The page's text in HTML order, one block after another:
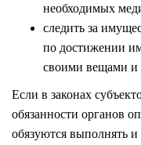
необходимых
следить за
по достижении
своими вещами и
Если в законах
обязанности органов
обязуются выполнять